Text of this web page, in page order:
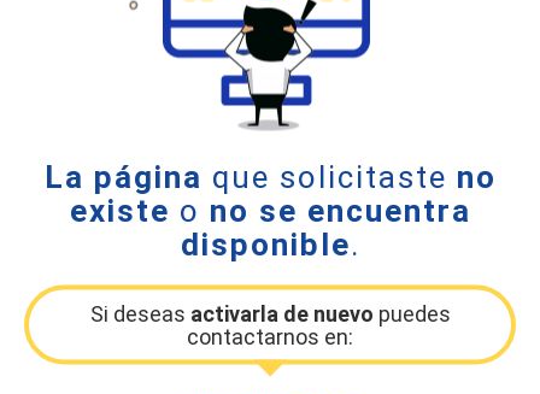
La página que solicitaste no
existe o no se encuentra
disponible.
Si deseas activarla de nuevo puedes
contactarnos en: